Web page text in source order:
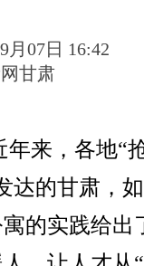
月07日 16:42
甘肃
来，各地“
达的甘肃，
的实践给出